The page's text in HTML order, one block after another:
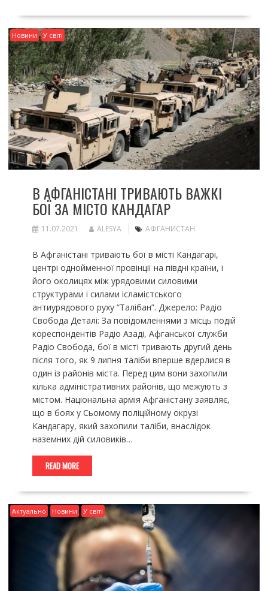
Новини У світі
В АФГАНІСТАНІ ТРИВАЮТЬ ВАЖКІ
БОЇ ЗА МІСТО КАНДАГАР
11.07.2021 ALESYA АФГАНИСТАН
В Афганістані тривають бої в місті Кандагарі,
центрі однойменної провінції на півдні країни, і
його околицях між урядовими силовими
структурами і силами ісламістського
антиурядового руху “Талібан”. Джерело: Радіо
Свобода Деталі: За повідомленнями з місць подій
кореспондентів Радіо Азаді, Афганської служби
Радіо Свобода, бої в місті тривають другий день
після того, як 9 липня таліби вперше вдерлися в
один із районів міста. Перед цим вони захопили
кілька адміністративних районів, що межують з
містом. Національна армія Афганістану заявляє,
що в боях у Сьомому поліційному окрузі
Кандагару, який захопили таліби, внаслідок
наземних дій силовиків…
READ MORE
Актуально Новини У світі